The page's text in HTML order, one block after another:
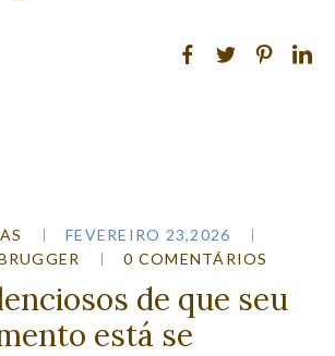
FEVEREIRO 23,2026
0 COMENTÁRIOS
de que seu
está se